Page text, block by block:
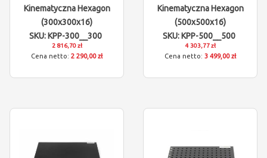
Kinematyczna Hexagon
(300x300x16)
SKU: KPP-300__300
2 816,70 zł
2 290,00 zł
Kinematyczna Hexagon
(500x500x16)
SKU: KPP-500__500
4 303,77 zł
3 499,00 zł